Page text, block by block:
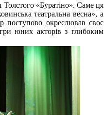
Толстого «Буратіно». Саме ця
театральна весна», а
поступово окреслював своє
юних акторів з глибоким